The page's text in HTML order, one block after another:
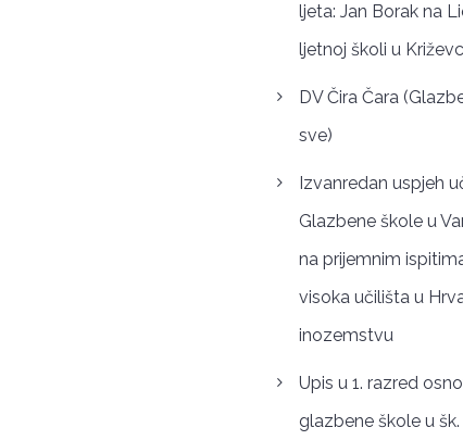
ljeta: Jan Borak na
ljetnoj školi u
DV Čira Čara
sve)
Izvanredan uspjeh
Glazbene škole u
na prijemnim
visoka učilišta u
inozemstvu
Upis u 1. razred
glazbene škole u